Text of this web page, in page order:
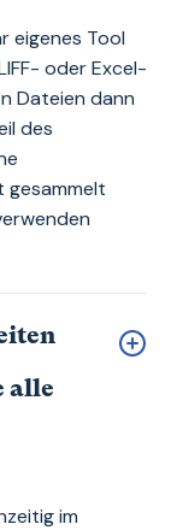
eigenes Tool
oder Excel-
Dateien dann
des
gesammelt
alle
im